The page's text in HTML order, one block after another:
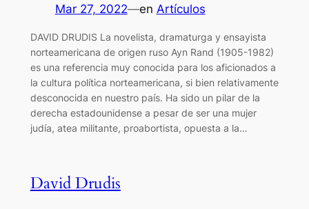
Mar 27, 2022—en Artículos
DAVID DRUDIS La novelista, dramaturga y ensayista
norteamericana de origen ruso Ayn Rand (1905-1982)
es una referencia muy conocida para los aficionados a
la cultura política norteamericana, si bien relativamente
desconocida en nuestro país. Ha sido un pilar de la
derecha estadounidense a pesar de ser una mujer
judía, atea militante, proabortista, opuesta a la…
David Drudis